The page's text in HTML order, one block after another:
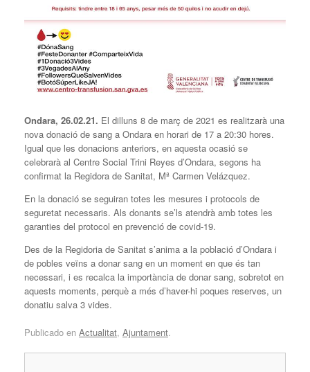
Ondara, 26.02.21. El dilluns 8 de març de 2021 es realitzarà una
nova donació de sang a Ondara en horari de 17 a 20:30 hores.
Igual que les donacions anteriors, en aquesta ocasió se
celebrarà al Centre Social Trini Reyes d’Ondara, segons ha
confirmat la Regidora de Sanitat, Mª Carmen Velázquez.
En la donació se seguiran totes les mesures i protocols de
seguretat necessaris. Als donants se’ls atendrà amb totes les
garanties del protocol en prevenció de covid-19.
Des de la Regidoria de Sanitat s’anima a la població d’Ondara i
de pobles veïns a donar sang en un moment en que és tan
necessari, i es recalca la importància de donar sang, sobretot en
aquests moments, perquè a més d’haver-hi poques reserves, un
donatiu salva 3 vides.
Publicado en Actualitat, Ajuntament.